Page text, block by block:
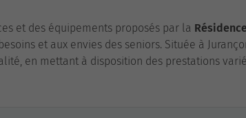
et des équipements proposés par la
et aux envies des seniors. Située à
en mettant à disposition des prestations